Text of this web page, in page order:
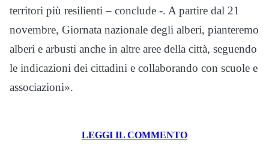
territori più resilienti – conclude -. A partire dal 21
novembre, Giornata nazionale degli alberi, pianteremo
alberi e arbusti anche in altre aree della città, seguendo
le indicazioni dei cittadini e collaborando con scuole e
associazioni».
LEGGI IL COMMENTO